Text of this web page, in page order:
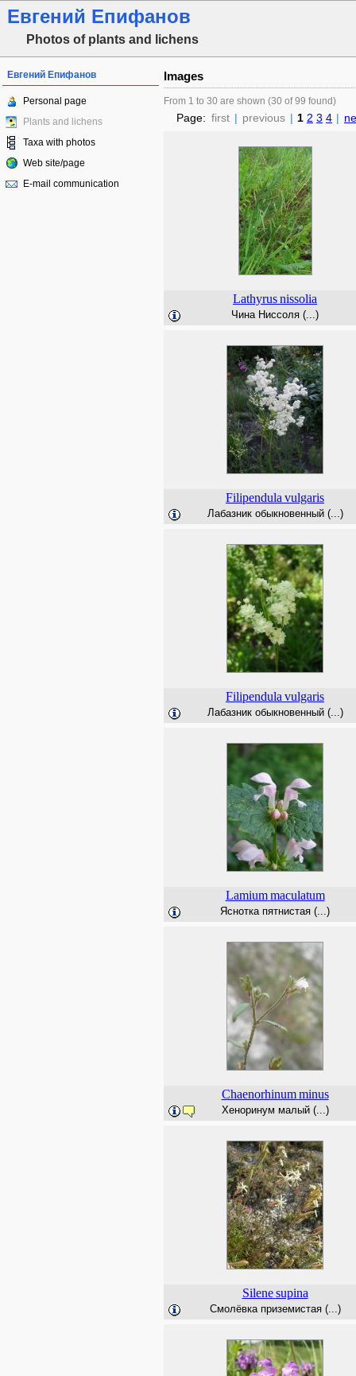
Евгений Епифанов
Photos of plants and lichens
Евгений Епифанов
Personal page
Plants and lichens
Taxa with photos
Web site/page
E-mail communication
Images
From 1 to 30 are shown (30 of 99 found)
Page: first | previous | 1 2 3 4 |
Lathyrusnissolia
Чина Ниссоля (...)
Filipendula vulgaris
Лабазник обыкновенный (...)
Filipendula vulgaris
Лабазник обыкновенный (...)
Lamium maculatum
Яснотка пятнистая (...)
Chaenorhinum minus
Хеноринум малый (...)
Silene supina
Смолёвка приземистая (...)